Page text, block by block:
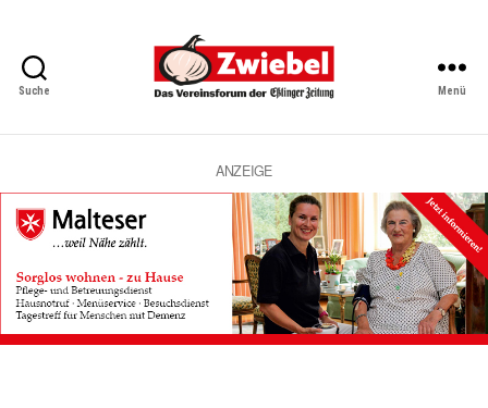
Suche
Vereinsforum
Eßlinger
Zeitung
Menü
ANZEIGE